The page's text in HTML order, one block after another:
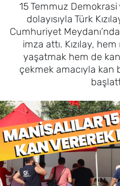
15 Temmuz
dolayısıyla Türk
Cumhuriyet
imza attı. Kızılay,
yaşatmak hem de
çekmek amacıyla kan
3.SAYFA
EĞİTİM
SAĞLIK
MAGAZİN
Süper Lig Puan
Tüm Manşetler
Son Dakika Haberleri